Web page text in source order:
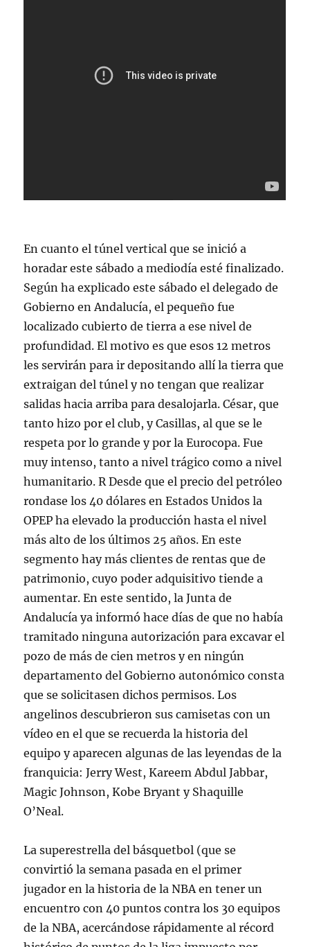
En cuanto el túnel vertical que se inició a
horadar este sábado a mediodía esté finalizado.
Según ha explicado este sábado el delegado de
Gobierno en Andalucía, el pequeño fue
localizado cubierto de tierra a ese nivel de
profundidad. El motivo es que esos 12 metros
les servirán para ir depositando allí la tierra que
extraigan del túnel y no tengan que realizar
salidas hacia arriba para desalojarla. César, que
tanto hizo por el club, y Casillas, al que se le
respeta por lo grande y por la Eurocopa. Fue
muy intenso, tanto a nivel trágico como a nivel
humanitario. R Desde que el precio del petróleo
rondase los 40 dólares en Estados Unidos la
OPEP ha elevado la producción hasta el nivel
más alto de los últimos 25 años. En este
segmento hay más clientes de rentas que de
patrimonio, cuyo poder adquisitivo tiende a
aumentar. En este sentido, la Junta de
Andalucía ya informó hace días de que no había
tramitado ninguna autorización para excavar el
pozo de más de cien metros y en ningún
departamento del Gobierno autonómico consta
que se solicitasen dichos permisos. Los
angelinos descubrieron sus camisetas con un
vídeo en el que se recuerda la historia del
equipo y aparecen algunas de las leyendas de la
franquicia: Jerry West, Kareem Abdul Jabbar,
Magic Johnson, Kobe Bryant y Shaquille
O’Neal.
La superestrella del básquetbol (que se
convirtió la semana pasada en el primer
jugador en la historia de la NBA en tener un
encuentro con 40 puntos contra los 30 equipos
de la NBA, acercándose rápidamente al récord